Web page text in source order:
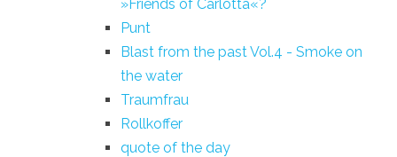
»Friends of Carlotta«?
Punt
Blast from the past Vol.4 - Smoke on
the water
Traumfrau
Rollkoffer
quote of the day